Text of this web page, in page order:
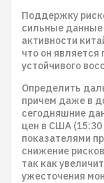
Поддержку
сильные данные
активности
что он является
устойчивого
Определить
причем даже в
сегодняшние
цен в США
показателями
снижение
так как
ужесточения